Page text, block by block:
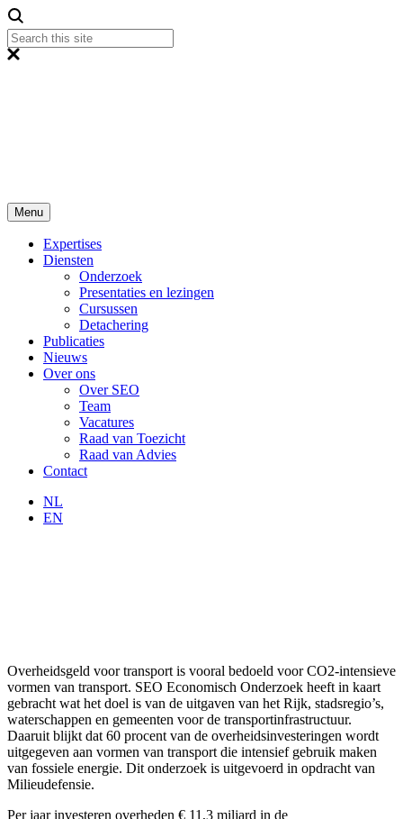
Menu
Expertises
Diensten
Onderzoek
Presentaties en lezingen
Cursussen
Detachering
Publicaties
Nieuws
Over ons
Over SEO
Team
Vacatures
Raad van Toezicht
Raad van Advies
Contact
NL
EN
Overheidsgeld voor transport is vooral bedoeld voor CO2-intensieve
vormen van transport. SEO Economisch Onderzoek heeft in kaart
gebracht wat het doel is van de uitgaven van het Rijk, stadsregio’s,
waterschappen en gemeenten voor de transportinfrastructuur.
Daaruit blijkt dat 60 procent van de overheidsinvesteringen wordt
uitgegeven aan vormen van transport die intensief gebruik maken
van fossiele energie. Dit onderzoek is uitgevoerd in opdracht van
Milieudefensie.
Per jaar investeren overheden € 11,3 miljard in de